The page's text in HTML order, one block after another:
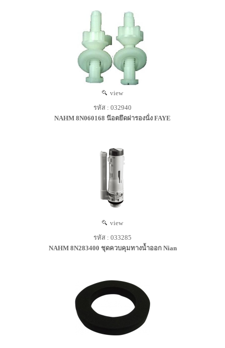
view
รหัส : 032940
NAHM 8N060168 น๊อตยึดฝารองนั่ง FAYE
view
รหัส : 033285
NAHM 8N283400 ชุดควบคุมทางน้ำออก Nian